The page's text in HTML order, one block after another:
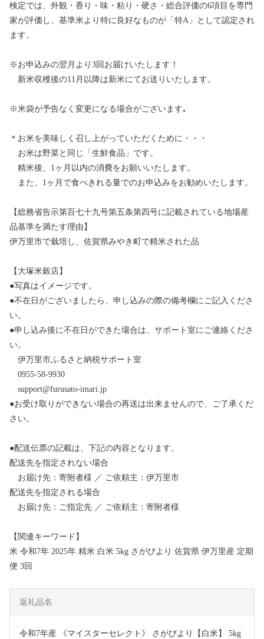
検定では、外観・香り・味・粘り・硬さ・総合評価の6項目を専門
家が評価し、基準米より特に良好なものが「特A」として認定され
ます。
※お申込みの翌月より3回お届けいたします！
新米収穫後の11月以降は新米にてお送りいたします。
※米袋が予告なく変更になる場合がございます｡
＊お米を美味しく召し上がっていただくために・・・
お米は野菜と同じ「生鮮食品」です。
精米後、1ヶ月以内の消費をお願いいたします。
また、1ヶ月で食べきれる量でのお申込みをお勧めいたします。
【総務省告示第百七十九号第五条第四号に記載されている地場産
品基準を満たす理由】
伊万里市で栽培し、佐賀県みやき町で精米された品
【大塚米穀店】
●写真はイメージです。
●不在日がございましたら、申し込みの際の備考欄にご記入くださ
い。
●申し込み後に不在日ができた場合は、サポート室にご連絡くださ
い。
伊万里市ふるさと納税サポート室
0955-58-9930
support@furusato-imari.jp
●お受け取りができない場合の再送は出来ませんので、ご了承くだ
さい。
●配送伝票の記載は、下記の内容となります。
配送先を指定されない場合
お届け先：寄附者様 ／ ご依頼主：伊万里市
配送先を指定される場合
お届け先：ご指定先 ／ ご依頼主：寄附者様
【関連キーワード】
米 令和7年 2025年 精米 白米 5kg さがびより 佐賀県 伊万里産 定期
便 3回
返礼品名
令和7年産 《マイスターセレクト》 さがびより【白米】 5kg